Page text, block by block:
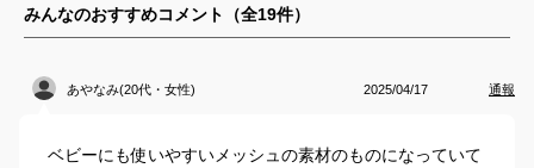
みんなのおすすめコメント（全19件）
あやなみ(20代・女性) 2025/04/17 通報
ベビーにも使いやすいメッシュの素材のものになっていて